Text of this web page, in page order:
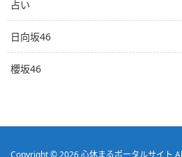
占い
日向坂46
櫻坂46